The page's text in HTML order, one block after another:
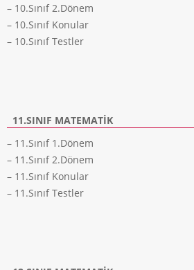
– 10.Sınıf 2.Dönem
– 10.Sınıf Konular
– 10.Sınıf Testler
11.SINIF MATEMATIK
– 11.Sınıf 1.Dönem
– 11.Sınıf 2.Dönem
– 11.Sınıf Konular
– 11.Sınıf Testler